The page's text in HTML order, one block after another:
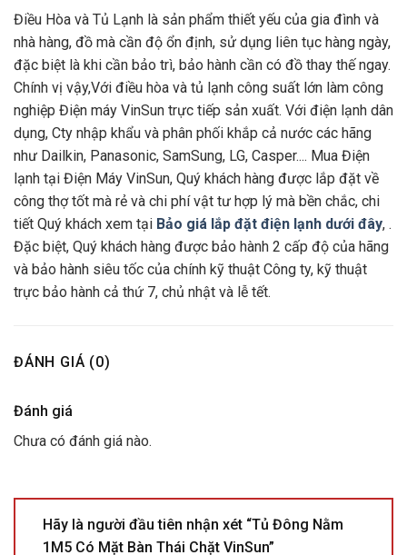
Điều Hòa và Tủ Lạnh là sản phẩm thiết yếu của gia đình và
nhà hàng, đồ mà cần độ ổn định, sử dụng liên tục hàng ngày,
đặc biệt là khi cần bảo trì, bảo hành cần có đồ thay thế ngay.
Chính vị vậy,Với điều hòa và tủ lạnh công suất lớn làm công
nghiệp Điện máy VinSun trực tiếp sản xuất. Với điện lạnh dân
dụng, Cty nhập khẩu và phân phối khắp cả nước các hãng
như Dailkin, Panasonic, SamSung, LG, Casper.... Mua Điện
lạnh tại Điện Máy VinSun, Quý khách hàng được lắp đặt về
công thợ tốt mà rẻ và chi phí vật tư hợp lý mà bền chắc, chi
tiết Quý khách xem tại Bảo giá lắp đặt điện lạnh dưới đây, .
Đặc biệt, Quý khách hàng được bảo hành 2 cấp độ của hãng
và bảo hành siêu tốc của chính kỹ thuật Công ty, kỹ thuật
trực bảo hành cả thứ 7, chủ nhật và lễ tết.
ĐÁNH GIÁ (0)
Đánh giá
Chưa có đánh giá nào.
Hãy là người đầu tiên nhận xét “Tủ Đông Nằm
1M5 Có Mặt Bàn Thái Chặt VinSun”